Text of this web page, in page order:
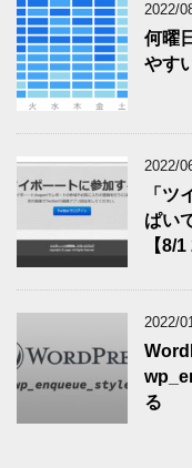
2022/
何曜
やす
2022/
「
ぱい
【8/
2022/
る